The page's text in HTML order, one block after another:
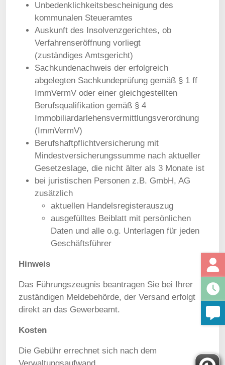
Unbedenklichkeitsbescheinigung des
kommunalen Steueramtes
Auskunft des Insolvenzgerichtes, ob
Verfahrenseröffnung vorliegt
(zuständiges Amtsgericht)
Sachkundenachweis der erfolgreich
abgelegten Sachkundeprüfung gemäß § 1 ff
ImmVermV oder einer gleichgestellten
Berufsqualifikation gemäß § 4
Immobiliardarlehensvermittlungsverordnung
(ImmVermV)
Berufshaftpflichtversicherung mit
Mindestversicherungssumme nach aktueller
Gesetzeslage, die nicht älter als 3 Monate ist
bei juristischen Personen z.B. GmbH, AG
zusätzlich
aktuellen Handelsregisterauszug
ausgefülltes Beiblatt mit persönlichen
Daten und alle o.g. Unterlagen für jeden
Geschäftsführer
Hinweis
Das Führungszeugnis beantragen Sie bei Ihrer
zuständigen Meldebehörde, der Versand erfolgt
direkt an das Gewerbeamt.
Kosten
Die Gebühr errechnet sich nach dem